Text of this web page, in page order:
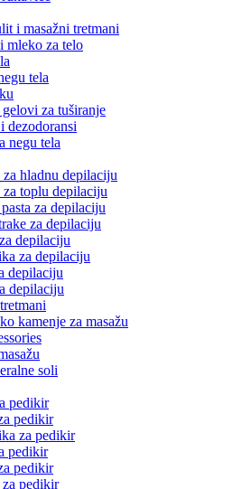
i masažni tretmani
mleko za telo
tela
za tuširanje
dezodoransi
negu tela
hladnu depilaciju
toplu depilaciju
za depilaciju
za depilaciju
depilaciju
za depilaciju
depilaciju
depilaciju
kamenje za masažu
soli
pedikir
pedikir
za pedikir
pedikir
pedikir
pedikir